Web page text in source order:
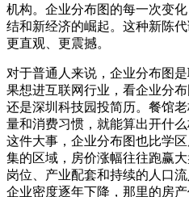
机构。企业分布图的每一次变
结和新经济的崛起。这种新陈
更直观、更震撼。
对于普通人来说，企业分布图
果想进互联网行业，看企业分
还是深圳科技园投简历。餐馆
量和消费习惯，就能算出开什
这件大事，企业分布图也比学
集的区域，房价涨幅往往跑赢
岗位、产业配套和持续的人口
企业密度逐年下降，那里的房